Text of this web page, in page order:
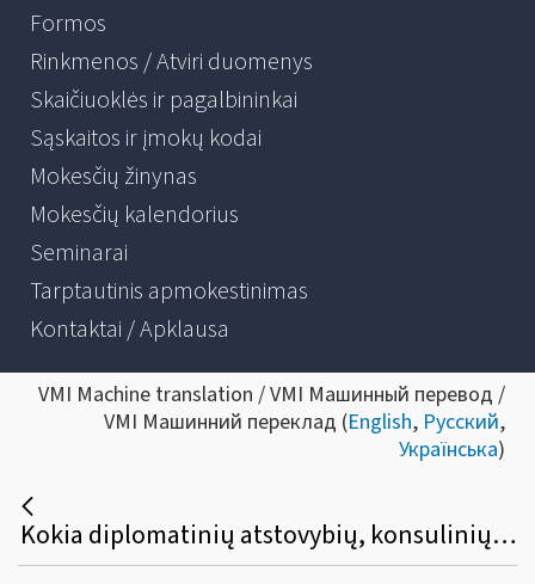
Formos
Rinkmenos / Atviri duomenys
Skaičiuoklės ir pagalbininkai
Sąskaitos ir įmokų kodai
Mokesčių žinynas
Mokesčių kalendorius
Seminarai
Tarptautinis apmokestinimas
Kontaktai / Apklausa
VMI Machine translation / VMI Машинный перевод /
VMI Машинний переклад (English, Русский,
Українська)
Kokia diplomatinių atstovybių, konsulinių įstaigų ir tarptautinių organizacijų ar jų atstovybių, taip pat šių atstovybių ir įstaigų narių ir jų šeimų narių kreipimosi dėl sumokėto pirkimo PVM grąžinimo procedūra?